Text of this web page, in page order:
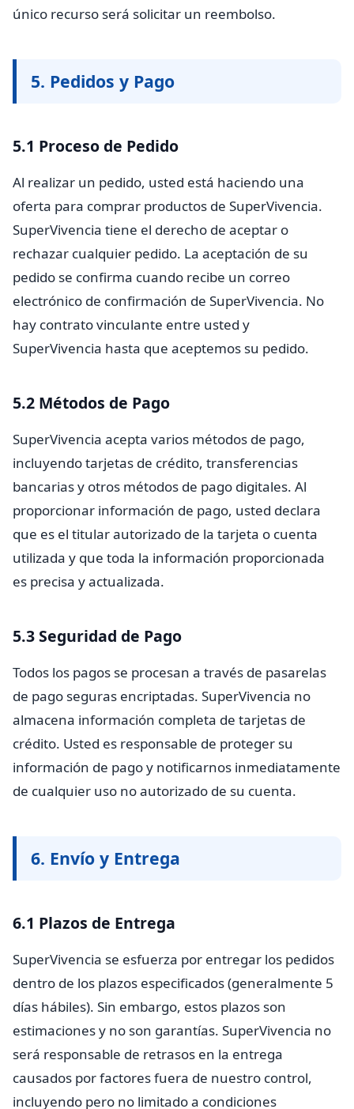
único recurso será solicitar un reembolso.
5. Pedidos y Pago
5.1 Proceso de Pedido
Al realizar un pedido, usted está haciendo una
oferta para comprar productos de SuperVivencia.
SuperVivencia tiene el derecho de aceptar o
rechazar cualquier pedido. La aceptación de su
pedido se confirma cuando recibe un correo
electrónico de confirmación de SuperVivencia. No
hay contrato vinculante entre usted y
SuperVivencia hasta que aceptemos su pedido.
5.2 Métodos de Pago
SuperVivencia acepta varios métodos de pago,
incluyendo tarjetas de crédito, transferencias
bancarias y otros métodos de pago digitales. Al
proporcionar información de pago, usted declara
que es el titular autorizado de la tarjeta o cuenta
utilizada y que toda la información proporcionada
es precisa y actualizada.
5.3 Seguridad de Pago
Todos los pagos se procesan a través de pasarelas
de pago seguras encriptadas. SuperVivencia no
almacena información completa de tarjetas de
crédito. Usted es responsable de proteger su
información de pago y notificarnos inmediatamente
de cualquier uso no autorizado de su cuenta.
6. Envío y Entrega
6.1 Plazos de Entrega
SuperVivencia se esfuerza por entregar los pedidos
dentro de los plazos especificados (generalmente 5
días hábiles). Sin embargo, estos plazos son
estimaciones y no son garantías. SuperVivencia no
será responsable de retrasos en la entrega
causados por factores fuera de nuestro control,
incluyendo pero no limitado a condiciones